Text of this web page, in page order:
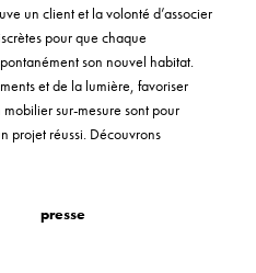
un client et la volonté d’associer
pour que chaque
son nouvel habitat.
et de la lumière, favoriser
sur-mesure sont pour
projet réussi. Découvrons
presse